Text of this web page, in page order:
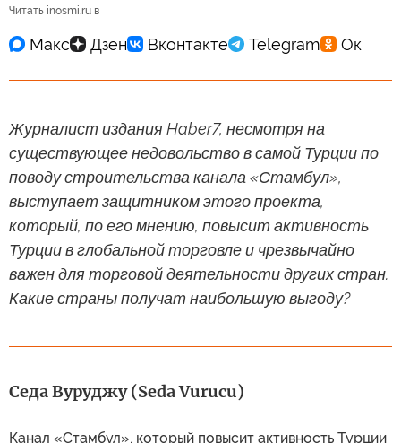
Читать inosmi.ru в
Журналист издания Haber7, несмотря на
существующее недовольство в самой Турции по
поводу строительства канала «Стамбул»,
выступает защитником этого проекта,
который, по его мнению, повысит активность
Турции в глобальной торговле и чрезвычайно
важен для торговой деятельности других стран.
Какие страны получат наибольшую выгоду?
Седа Вуруджу (Seda Vurucu)
Канал «Стамбул», который повысит активность Турции